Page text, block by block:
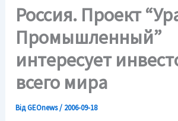
Россия. Проект
Промышленный”
интересует
всего мира
ВідGEOnews/ 2006-09-18